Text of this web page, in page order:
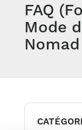
FAQ
Mode
Nomad